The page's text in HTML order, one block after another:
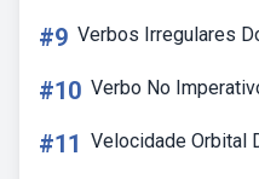
#9 Verbos Irregulares
#10 Verbo No
#11 Velocidade Orbital